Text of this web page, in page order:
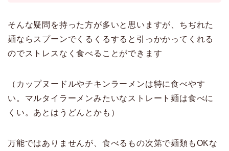
そんな疑問を持った方が多いと思いますが、ちぢれた
麺ならスプーンでくるくるすると引っかかってくれる
のでストレスなく食べることができます
（カップヌードルやチキンラーメンは特に食べやす
い。マルタイラーメンみたいなストレート麺は食べに
くい。あとはうどんとかも）
万能ではありませんが、食べるもの次第で麺類もOKな